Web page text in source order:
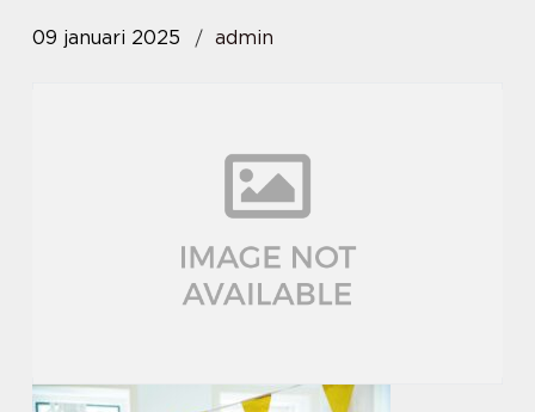
09 januari 2025 admin